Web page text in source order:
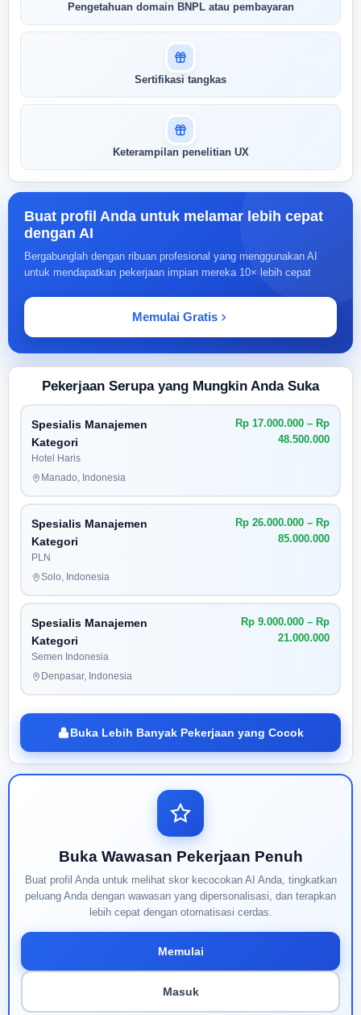
pertandingan AI Anda
menunjukkan seberapa cocok keahlian
Anda dengan peran ini
Pengetahuan domain BNPL atau pembayaran
Sertifikasi tangkas
Keterampilan penelitian UX
Buat profil Anda untuk melamar lebih cepat
dengan AI
Bergabunglah dengan ribuan profesional yang menggunakan AI
untuk mendapatkan pekerjaan impian mereka 10× lebih cepat
Memulai Gratis
Pekerjaan Serupa yang Mungkin Anda Suka
Spesialis Manajemen
Kategori
Hotel Haris
Rp 17.000.000 – Rp
48.500.000
Manado, Indonesia
Spesialis Manajemen
Kategori
PLN
Rp 26.000.000 – Rp
85.000.000
Solo, Indonesia
Spesialis Manajemen
Kategori
Semen Indonesia
Rp 9.000.000 – Rp
21.000.000
Denpasar, Indonesia
Buka Lebih Banyak Pekerjaan yang Cocok
Buka Wawasan Pekerjaan Penuh
Buat profil Anda untuk melihat skor kecocokan AI Anda, tingkatkan
peluang Anda dengan wawasan yang dipersonalisasi, dan terapkan
lebih cepat dengan otomatisasi cerdas.
Memulai
Masuk